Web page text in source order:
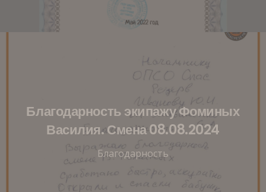
Благодарность экипажу Фоминых
Василия. Смена 08.08.2024
Благодарность